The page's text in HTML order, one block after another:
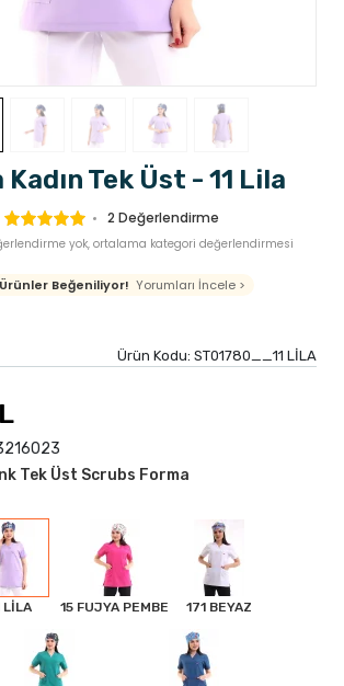
Tek Üst - 11 Lila
2 Değerlendirme
yok, ortalama kategori değerlendirmesi
Beğeniliyor! Yorumları İncele >
Ürün Kodu: ST01780__11 LİLA
Tek Üst Scrubs Forma
LİLA 15 FUJYA PEMBE 171 BEYAZ